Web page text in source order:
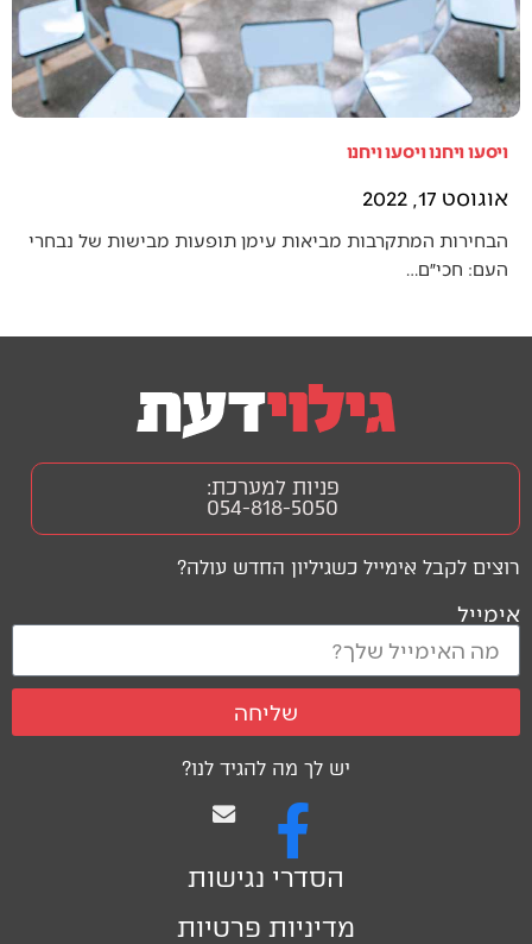
ויסעו ויחנו ויסעו ויחנו
אוגוסט 17, 2022
הבחירות המתקרבות מביאות עימן תופעות מבישות של נבחרי
העם: חכי״ם…
יש לך מה להגיד לנו?
הסדרי נגישות
מדיניות פרטיות
רוצים לקבל אימייל כשגיליון החדש עולה?
אימייל
שליחה
פניות למערכת:
054-818-5050